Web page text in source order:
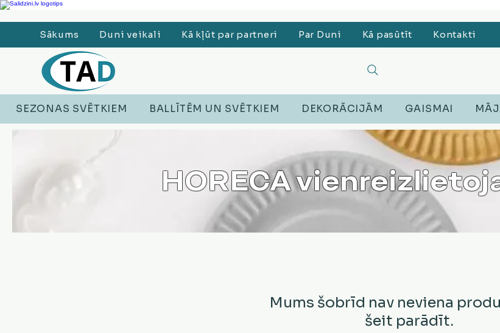
Ledusskapji, Sadzīves tehnika, Smaržas, Operatīvā atmiņa, Putekļu sūcēji, Lego, Austiņas
Sākums Duni veikali Kā kļūt par partneri Par Duni Kā pasūtīt Kontakti
SEZONAS SVĒTKIEM BALLĪTĒM UN SVĒTKIEM DEKORĀCIJĀM GAISMAI
HORECA
Mums šobrīd nav neviena
šeit parādīt.